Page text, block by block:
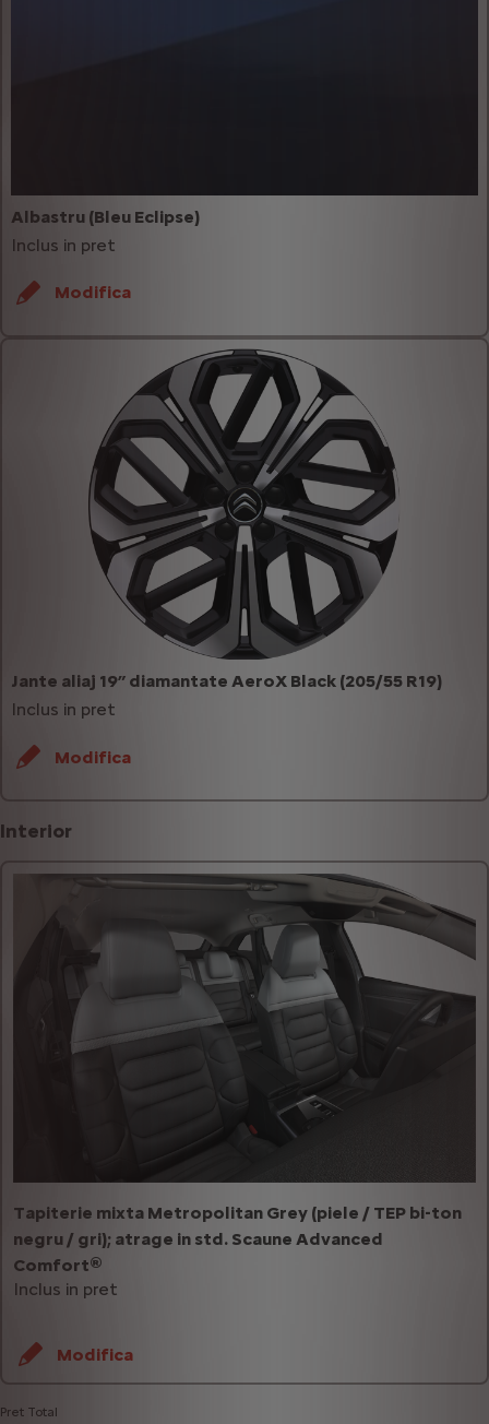
Albastru (Bleu Eclipse)
Inclus in pret
Modifica
Jante aliaj 19” diamantate AeroX Black (205/55 R19)
Inclus in pret
Modifica
Interior
Tapiterie mixta Metropolitan Grey (piele / TEP bi-ton
negru / gri); atrage in std. Scaune Advanced
Comfort®
Inclus in pret
Modifica
Pret Total